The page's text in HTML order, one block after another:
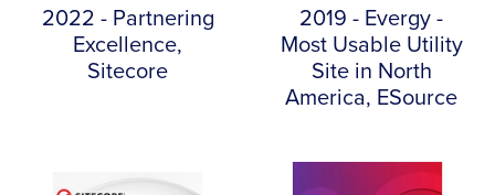
2022 - Partnering
Excellence,
Sitecore
2019 - Evergy -
Most Usable Utility
Site in North
America, ESource